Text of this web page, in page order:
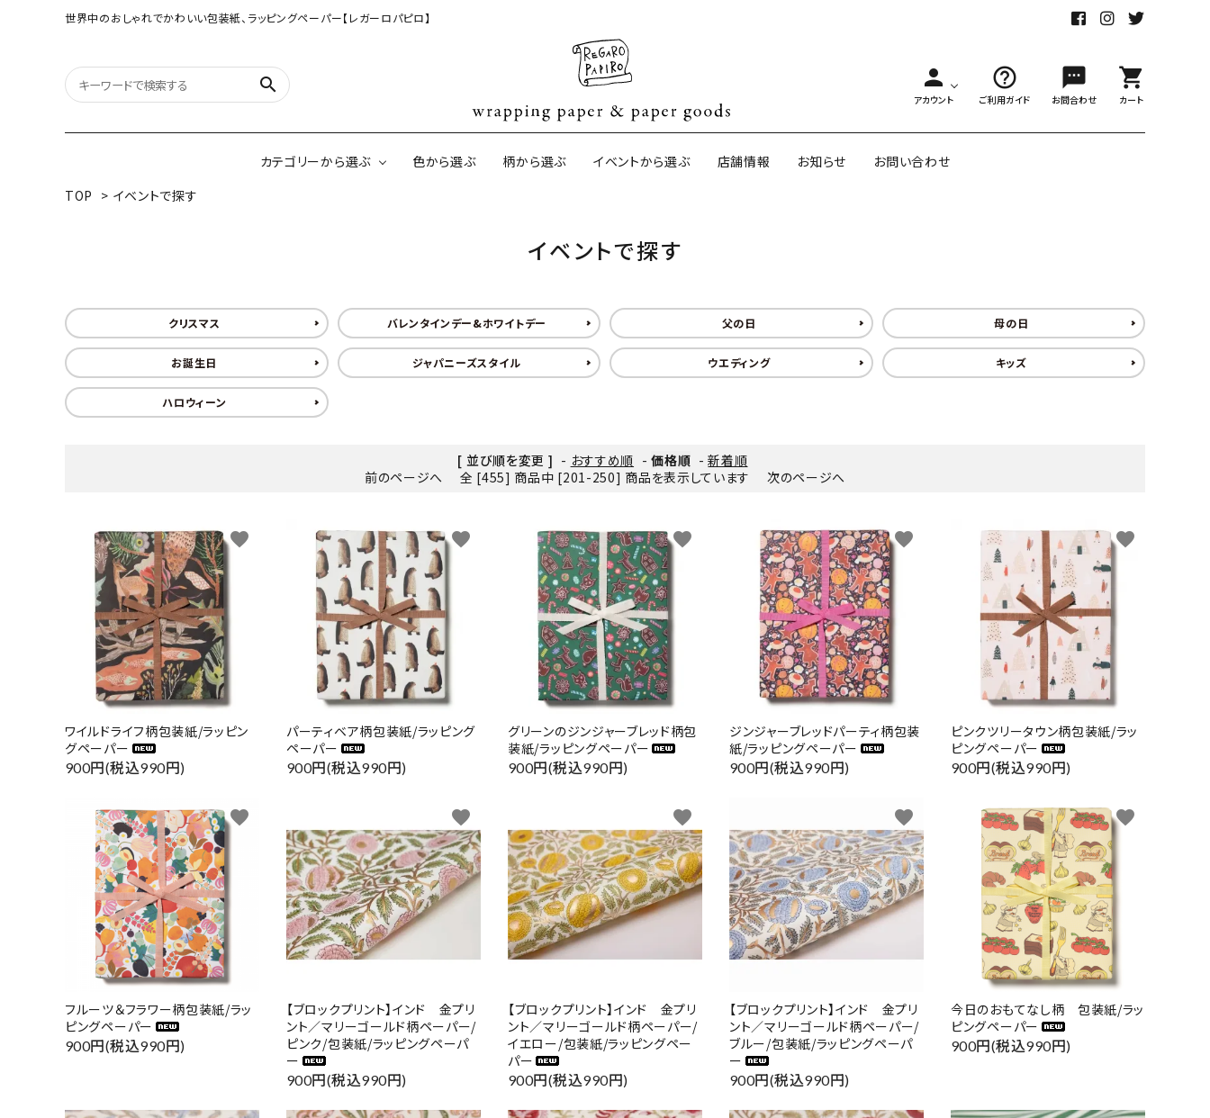
世界中のおしゃれでかわいい包装紙、ラッピングペーパー【レガーロパピロ】
search person
アカウント
help_outline
ご利用ガイド
sms
お問合わせ
shopping_cart
カート
カテゴリーから選ぶ
和紙の包装紙(CAGWA paper)
ネパールの手漉き包装紙
インドのハンドプリントコットン
ペーパー
イギリスのモダン包装紙 イギリスの両面包装紙 アメリカのクリエイター包装紙
ボタニカルダブルサイド包装紙 韓国のデザインペーパー 日本のペーパーブランド ラッピング用リボン・紐 アウトレットセール
色から選ぶ 柄から選ぶ イベントから選ぶ 店舗情報 お知らせ
お問い合わせ
TOP > イベントで探す
イベントで探す
クリスマス バレンタインデー&ホワイトデー 父の日 母の日
お誕生日 ジャパニーズスタイル ウエディング キッズ
ハロウィーン
[ 並び順を変更 ] - おすすめ順 -価格順 -新着順
前のページへ
全 [455] 商品中 [201-250] 商品を表示しています 次のページへ
ワイルドライフ柄包装紙/ラッピン
グペーパー
900円(税込990円)
favorite
パーティベア柄包装紙/ラッピング
ペーパー
900円(税込990円)
favorite
グリーンのジンジャーブレッド柄包
装紙/ラッピングペーパー
900円(税込990円)
favorite
ジンジャーブレッドパーティ柄包装
紙/ラッピングペーパー
900円(税込990円)
favorite
ピンクツリータウン柄包装紙/ラッ
ピングペーパー
900円(税込990円)
favorite
フルーツ＆フラワー柄包装紙/ラッ
ピングペーパー
900円(税込990円)
favorite
【ブロックプリント】インド 金プリ
ント／マリーゴールド柄ペーパー/
ピンク/包装紙/ラッピングペーパ
ー
900円(税込990円)
favorite
【ブロックプリント】インド 金プリ
ント／マリーゴールド柄ペーパー/
イエロー/包装紙/ラッピングペー
パー
900円(税込990円)
favorite
【ブロックプリント】インド 金プリ
ント／マリーゴールド柄ペーパー/
ブルー/包装紙/ラッピングペーパ
ー
900円(税込990円)
favorite
今日のおもてなし柄 包装紙/ラッ
ピングペーパー
900円(税込990円)
favorite